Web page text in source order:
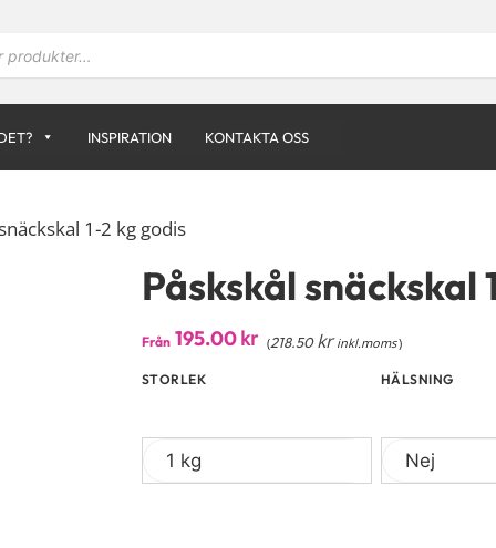
INSPIRATION KONTAKTA OSS
1-2 kg godis
Påskskål snäckskal
Från 195.00kr (218.50kr inkl.moms)
STORLEK HÄLSNING